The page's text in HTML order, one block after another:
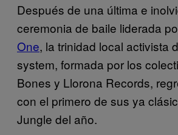
Después de una última e
ceremonia de baile liderada
One, la trinidad local activista
system, formada por los
Bones y Llorona Records,
con el primero de sus ya
Jungle del año.